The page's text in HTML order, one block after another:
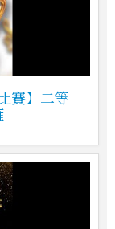
賽】二等